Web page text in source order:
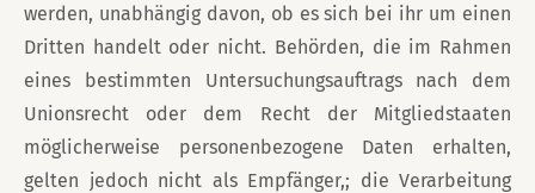
werden, unabhängig davon, ob es sich bei ihr um einen
Dritten handelt oder nicht. Behörden, die im Rahmen
eines bestimmten Untersuchungsauftrags nach dem
Unionsrecht oder dem Recht der Mitgliedstaaten
möglicherweise personenbezogene Daten erhalten,
gelten jedoch nicht als Empfänger,; die Verarbeitung